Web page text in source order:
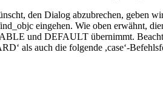
den Dialog abzubrechen, geben
eingehen. Wie oben erwähnt,
und DEFAULT übernimmt.
als auch die folgende ,case‘-